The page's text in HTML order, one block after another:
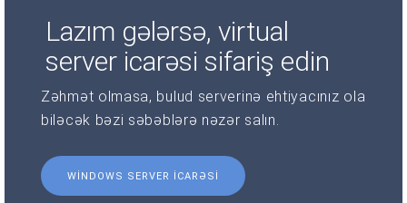
Lazım gələrsə, virtual
server icarəsi sifariş edin
Zəhmət olmasa, bulud serverinə ehtiyacınız ola
biləcək bəzi səbəblərə nəzər salın.
WINDOWS SERVER ICARƏSI